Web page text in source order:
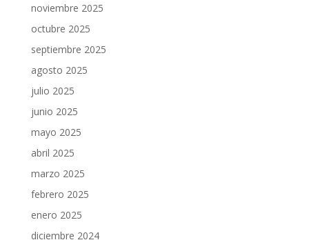
noviembre 2025
octubre 2025
septiembre 2025
agosto 2025
julio 2025
junio 2025
mayo 2025
abril 2025
marzo 2025
febrero 2025
enero 2025
diciembre 2024